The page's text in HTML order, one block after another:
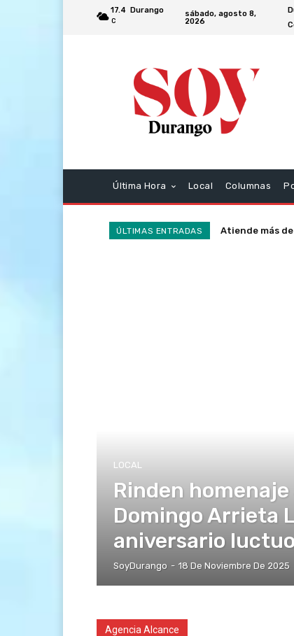
17.4
C
Durango
sábado, agosto 8,
2026
Última Hora Local Columnas
ÚLTIMAS ENTRADAS
Rinden
Atiende más
LOCAL
Rinden
Domingo Arrieta
aniversario
SoyDurango - 18 De Noviembre De 2025
Agencia Alcance